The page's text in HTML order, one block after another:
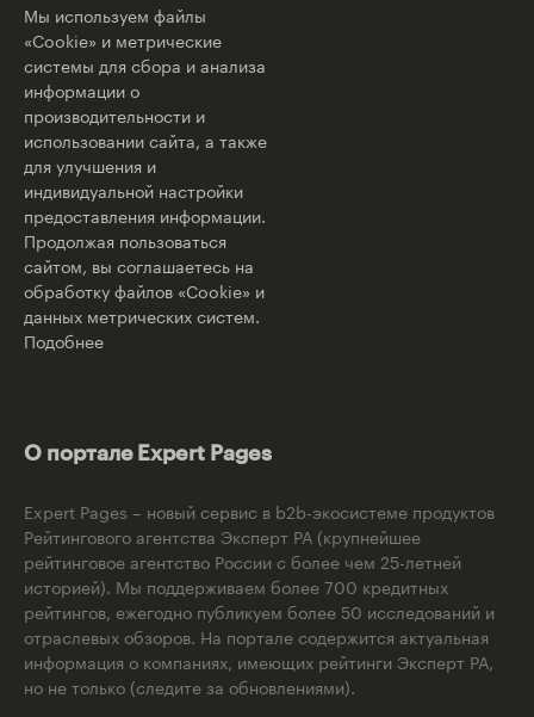
Мы используем файлы
«Cookie» и метрические
системы для сбора и анализа
информации о
производительности и
использовании сайта, а также
для улучшения и
индивидуальной настройки
предоставления информации.
Продолжая пользоваться
сайтом, вы соглашаетесь на
обработку файлов «Cookie» и
данных метрических систем.
Подобнее
О портале Expert Pages
Expert Pages – новый сервис в b2b-экосистеме продуктов
Рейтингового агентства Эксперт РА (крупнейшее
рейтинговое агентство России с более чем 25-летней
историей). Мы поддерживаем более 700 кредитных
рейтингов, ежегодно публикуем более 50 исследований и
отраслевых обзоров. На портале содержится актуальная
информация о компаниях, имеющих рейтинги Эксперт РА,
но не только (следите за обновлениями).